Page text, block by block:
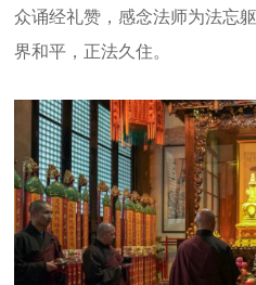
众诵经礼赞，感念法师为法忘
界和平，正法久住。